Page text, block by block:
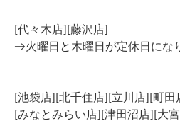
[代々木店][藤沢店]
→火曜日と木曜日が定休日にな
[池袋店][北千住店][立川店][町
[みなとみらい店][津田沼店][大